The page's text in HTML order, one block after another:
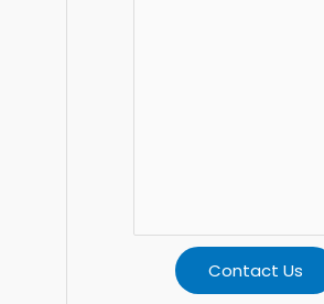
Contact Us